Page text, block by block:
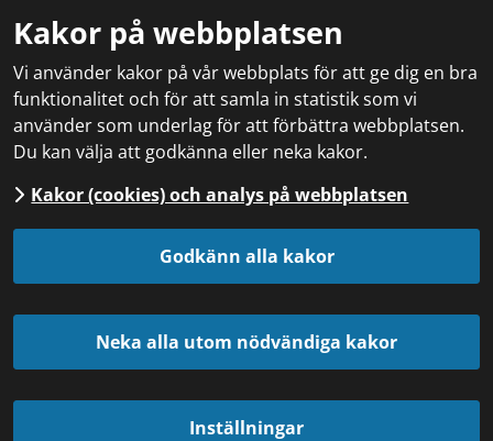
Kakor på webbplatsen
Vi använder kakor på vår webbplats för att ge dig en bra
funktionalitet och för att samla in statistik som vi
använder som underlag för att förbättra webbplatsen.
Du kan välja att godkänna eller neka kakor.
Kakor (cookies) och analys på webbplatsen
Godkänn alla kakor
Neka alla utom nödvändiga kakor
Inställningar